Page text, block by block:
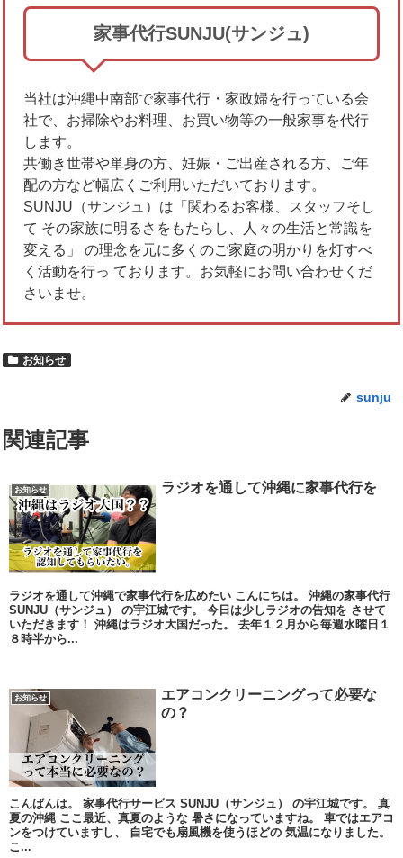
家事代行SUNJU(サンジュ)
当社は沖縄中南部で家事代行・家政婦を行っている会
社で、お掃除やお料理、お買い物等の一般家事を代行
します。
共働き世帯や単身の方、妊娠・ご出産される方、ご年
配の方など幅広くご利用いただいております。
SUNJU（サンジュ）は「関わるお客様、スタッフそし
て その家族に明るさをもたらし、人々の生活と常識を
変える」 の理念を元に多くのご家庭の明かりを灯すべ
く活動を行っ ております。お気軽にお問い合わせくだ
さいませ。
お知らせ
sunju
関連記事
お知らせ ラジオを通して沖縄に家事代行を
ラジオを通して沖縄で家事代行を広めたい こんにちは。 沖縄の家事代行
SUNJU（サンジュ） の宇江城です。 今日は少しラジオの告知を させて
いただきます！ 沖縄はラジオ大国だった。 去年１２月から毎週水曜日１
８時半から...
お知らせ
エアコンクリーニングって必要な
の？
こんばんは。 家事代行サービス SUNJU（サンジュ） の宇江城です。 真
夏の沖縄 ここ最近、真夏のような 暑さになっていますね。 車ではエアコ
ンをつけていますし、 自宅でも扇風機を使うほどの 気温になりました。
こ...